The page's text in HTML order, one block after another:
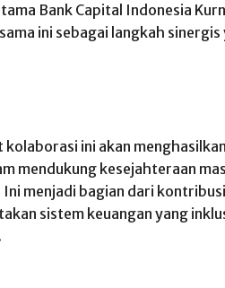
Bank Capital Indonesia
ini sebagai langkah sinergis
kolaborasi ini akan
mendukung kesejahteraan
menjadi bagian dari
sistem keuangan yang